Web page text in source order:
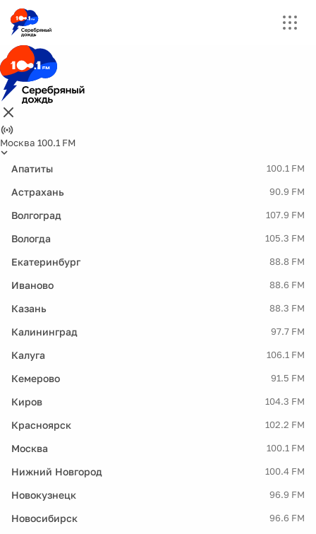
Москва 100.1 FM
Апатиты 100.1 FM
Астрахань 90.9 FM
Волгоград 107.9 FM
Вологда 105.3 FM
Екатеринбург 88.8 FM
Иваново 88.6 FM
Казань 88.3 FM
Калининград 97.7 FM
Калуга 106.1 FM
Кемерово 91.5 FM
Киров 104.3 FM
Красноярск 102.2 FM
Москва 100.1 FM
Нижний Новгород 100.4 FM
Новокузнецк 96.9 FM
Новосибирск 96.6 FM